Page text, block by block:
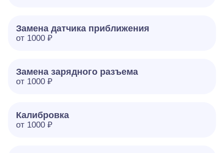
Замена датчика приближения
от 1000 ₽
Замена зарядного разъема
от 1000 ₽
Калибровка
от 1000 ₽